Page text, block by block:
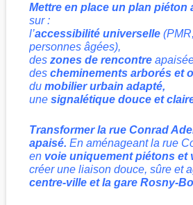
Mettre en place un plan piéton
sur :
l’accessibilité universelle
personnes âgées),
des zones de rencontre
des cheminements arborés et
du mobilier urbain adapté,
une signalétique douce et
Transformer la rue Conrad
apaisé. En aménageant la rue
en voie uniquement piétons et
créer une liaison douce, sûre et
centre-ville et la gare Rosny-